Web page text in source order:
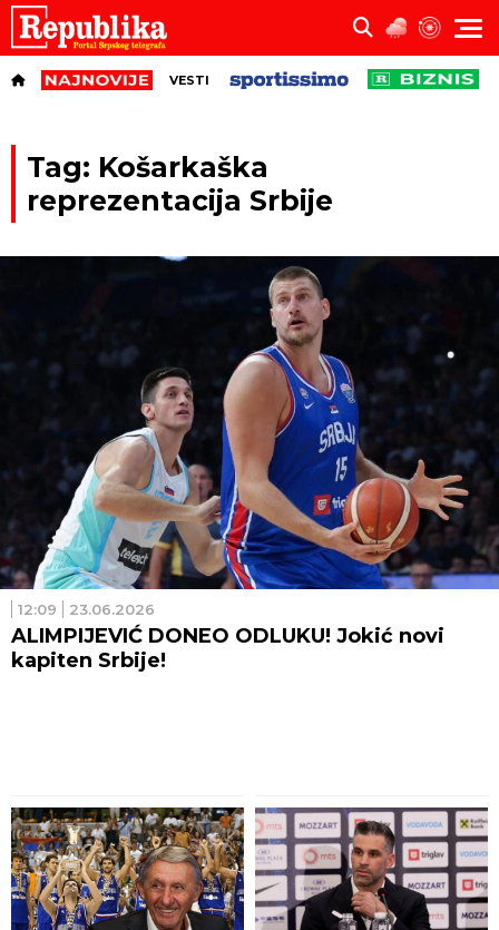
VESTI
Tag: Košarkaška
reprezentacija Srbije
12:09 23.06.2026
ALIMPIJEVIĆ DONEO ODLUKU! Jokić novi
kapiten Srbije!